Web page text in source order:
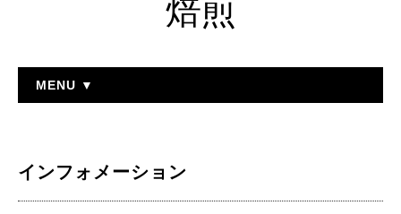
焙煎
MENU ▼
インフォメーション